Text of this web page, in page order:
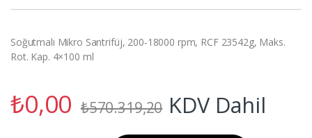
Soğutmalı Mikro Santrifüj, 200-18000 rpm, RCF 23542g, Maks.
Rot. Kap. 4×100 ml
₺0,00 ₺570.319,20 KDV Dahil